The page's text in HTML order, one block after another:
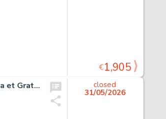
€1,905
Ensemble de 6 dédicaces sur carton (Franquin, Morris, Leloup, Will, Roba et Graton).
closed
31/05/2026